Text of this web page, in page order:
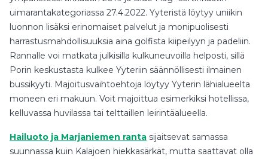
uimarantakategoriassa 27.4.2022. Yyteristä löytyy uniikin
luonnon lisäksi erinomaiset palvelut ja monipuolisesti
harrastusmahdollisuuksia aina golfista kiipeilyyn ja padeliin.
Rannalle voi matkata julkisilla kulkuneuvoilla helposti, sillä
Porin keskustasta kulkee Yyteriin säännöllisesti ilmainen
bussikyyti. Majoitusvaihtoehtoja löytyy Yyterin lähialueelta
moneen eri makuun. Voit majoittua esimerkiksi hotellissa,
kelluvassa huvilassa tai telttaillen leirintäalueella.
Hailuoto ja Marjaniemen ranta sijaitsevat samassa
suunnassa kuin Kalajoen hiekkasärkät, mutta saattavat olla